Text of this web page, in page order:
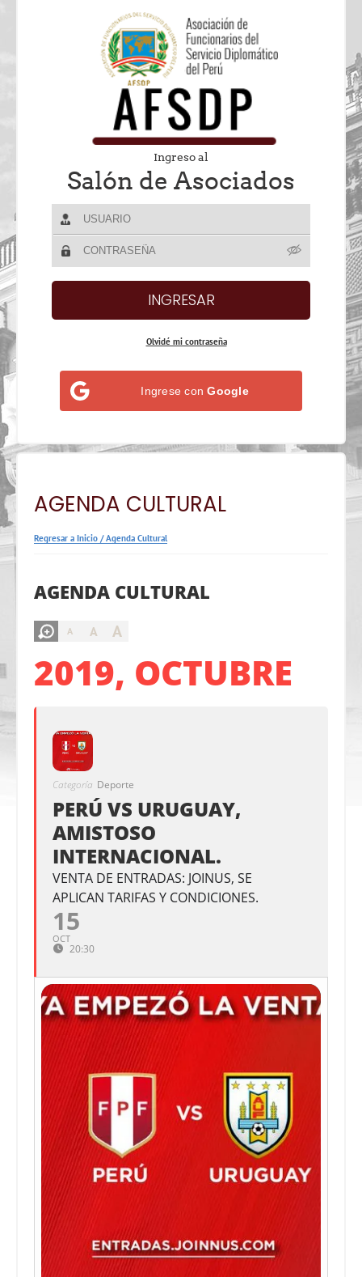
Ingreso al
Salón de Asociados
Olvidé mi contraseña
Ingrese conGoogle
AGENDA CULTURAL
Regresar a Inicio /Agenda Cultural
AGENDA CULTURAL
A A A
2019, OCTUBRE
Categoría Deporte
PERÚ VS URUGUAY,
AMISTOSO
INTERNACIONAL.
VENTA DE ENTRADAS: JOINUS, SE
APLICAN TARIFAS Y CONDICIONES.
15
OCT
20:30